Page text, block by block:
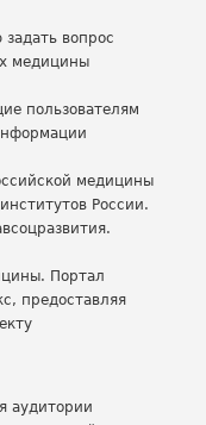
вопрос
медицины
пользователям
медицины
России.
Портал
предоставляя
аудитории